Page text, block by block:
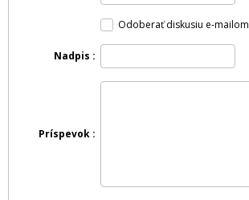
Odoberať diskusiu e-mailom
Nadpis
Príspevok